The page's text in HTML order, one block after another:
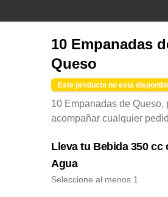
por productos y más
10 Empanadas
Queso
Este producto no esta
10 Empanadas de Queso,
acompañar cualquier
Lleva tu Bebida 350 cc
Agua
Seleccione al menos 1